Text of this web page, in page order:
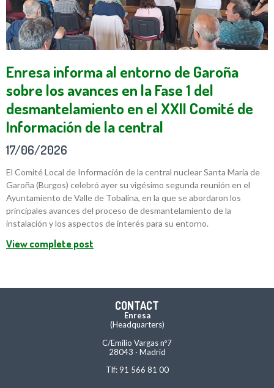
Enresa informa al entorno de Garoña
sobre los avances en la Fase 1 del
desmantelamiento en el XXII Comité de
Información de la central
17/06/2026
El Comité Local de Información de la central nuclear Santa María de
Garoña (Burgos) celebró ayer su vigésimo segunda reunión en el
Ayuntamiento de Valle de Tobalina, en la que se abordaron los
principales avances del proceso de desmantelamiento de la
instalación y los aspectos de interés para su entorno.
View complete post
CONTACT
Enresa
(Headquarters)
C/Emilio Vargas nº7
28043 · Madrid
Tlf: 91 566 81 00